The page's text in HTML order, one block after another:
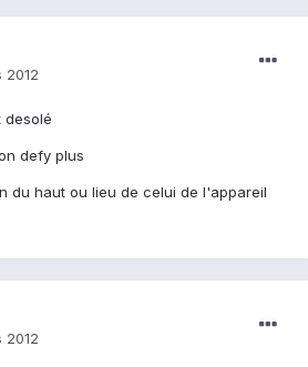
2012
desolé
defy plus
du haut ou lieu de celui de l'appareil
2012